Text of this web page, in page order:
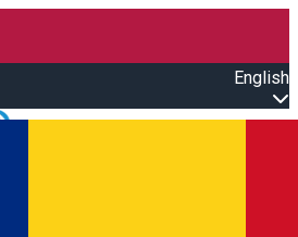
English